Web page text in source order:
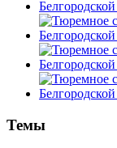
Темы